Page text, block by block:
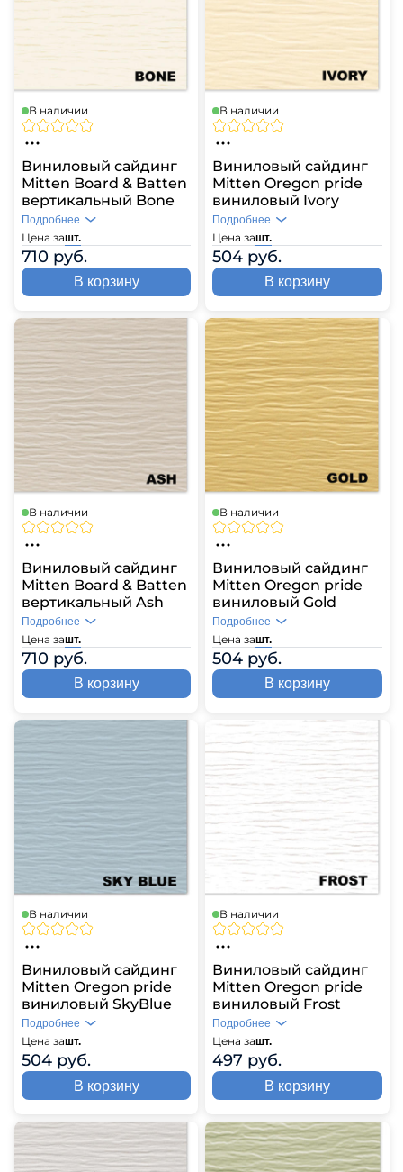
В наличии
Виниловый сайдинг
Mitten Board & Batten
вертикальный Bone
Цена зашт.
710 руб.
Подробнее
В корзину
В наличии
Виниловый сайдинг
Mitten Oregon pride
виниловый Ivory
Цена зашт.
504 руб.
Подробнее
В корзину
В наличии
Виниловый сайдинг
Mitten Board & Batten
вертикальный Ash
Цена зашт.
710 руб.
Подробнее
В корзину
В наличии
Виниловый сайдинг
Mitten Oregon pride
виниловый Gold
Цена зашт.
504 руб.
Подробнее
В корзину
В наличии
Виниловый сайдинг
Mitten Oregon pride
виниловый SkyBlue
Цена зашт.
504 руб.
Подробнее
В корзину
В наличии
Виниловый сайдинг
Mitten Oregon pride
виниловый Frost
Цена зашт.
497 руб.
Подробнее
В корзину